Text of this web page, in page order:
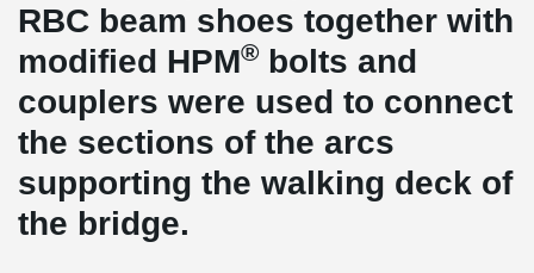
RBC beam shoes together with
modified HPM® bolts and
couplers were used to connect
the sections of the arcs
supporting the walking deck of
the bridge.